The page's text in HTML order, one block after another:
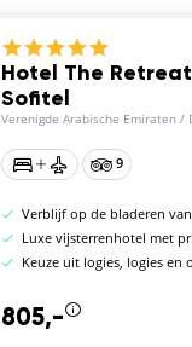
Hotel The
Sofitel
Verenigde Arabische Emiraten /
9
Verblijf op de bladeren van de
Luxe vijsterrenhotel met
Keuze uit logies, logies en ontbijt, halfpension, volpension of all-
805,-